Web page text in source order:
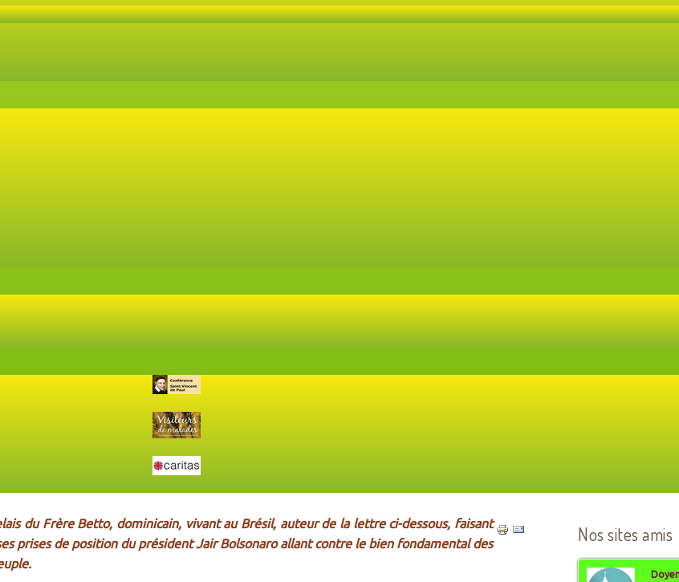
Nos sites amis
du Frère Betto, dominicain, vivant au Brésil, auteur de la lettre ci-dessous, faisant
prises de position du président Jair Bolsonaro allant contre le bien fondamental des